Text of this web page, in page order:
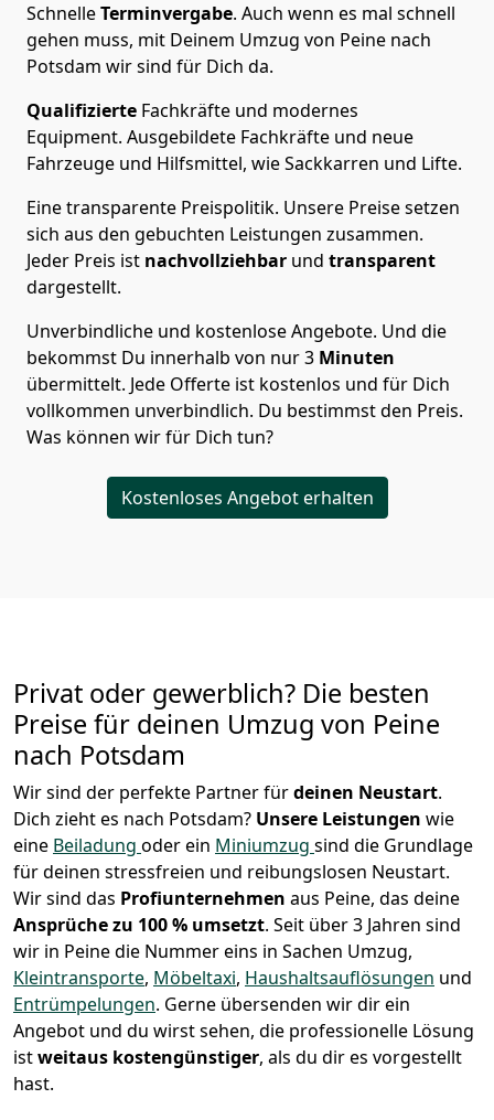
SchnelleTerminvergabe. Auch wenn es mal schnell
gehen muss, mit Deinem Umzug von Peine nach
Potsdam wir sind für Dich da.
Qualifizierte Fachkräfte und modernes
Equipment. Ausgebildete Fachkräfte und neue
Fahrzeuge und Hilfsmittel, wie Sackkarren und Lifte.
Eine transparente Preispolitik. Unsere Preise setzen
sich aus den gebuchten Leistungen zusammen.
Jeder Preis ist nachvollziehbar und transparent
dargestellt.
Unverbindliche und kostenlose Angebote. Und die
bekommst Du innerhalb von nur3 Minuten
übermittelt. Jede Offerte ist kostenlos und für Dich
vollkommen unverbindlich. Du bestimmst den Preis.
Was können wir für Dich tun?
Kostenloses Angebot erhalten
Privat oder gewerblich? Die besten
Preise für deinen Umzug von Peine
nach Potsdam
Wir sind der perfekte Partner fürdeinen Neustart.
Dich zieht es nach Potsdam? Unsere Leistungen wie
eine Beiladung oder ein Miniumzug sind die Grundlage
für deinen stressfreien und reibungslosen Neustart.
Wir sind das Profiunternehmen aus Peine, das deine
Ansprüche zu 100 % umsetzt. Seit über 3 Jahren sind
wir in Peine die Nummer eins in Sachen Umzug,
Kleintransporte, Möbeltaxi, Haushaltsauflösungen und
Entrümpelungen. Gerne übersenden wir dir ein
Angebot und du wirst sehen, die professionelle Lösung
istweitaus kostengünstiger, als du dir es vorgestellt
hast.